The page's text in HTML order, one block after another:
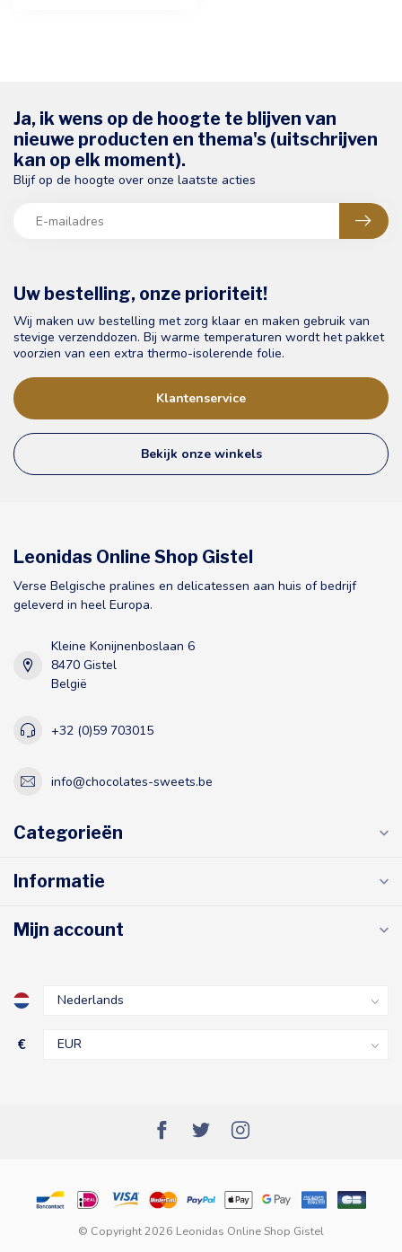
Uw bestelling, onze prioriteit!
Wij maken uw bestelling met zorg klaar en maken gebruik van
stevige verzenddozen. Bij warme temperaturen wordt het pakket
voorzien van een extra thermo-isolerende folie.
Klantenservice
Bekijk onze winkels
Ja, ik wens op de hoogte te blijven van
nieuwe producten en thema's (uitschrijven
kan op elk moment).
Blijf op de hoogte over onze laatste acties
Leonidas Online Shop Gistel
Verse Belgische pralines en delicatessen aan huis of bedrijf
geleverd in heel Europa.
Kleine Konijnenboslaan 6
8470 Gistel
België
+32 (0)59 703015
info@chocolates-sweets.be
Categorieën
Informatie
Mijn account
€
© Copyright 2026 Leonidas Online Shop Gistel